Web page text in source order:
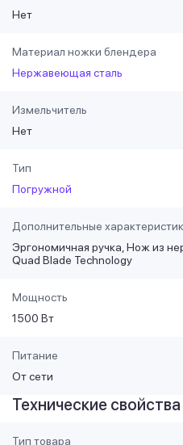
Нет
Материал ножки блендера
Нержавеющая сталь
Измельчитель
Нет
Тип
Погружной
Дополнительные
Эргономичная ручка, Нож из
Quad Blade Technology
Мощность
1500 Вт
Питание
От сети
Технические свойства
Тип товара